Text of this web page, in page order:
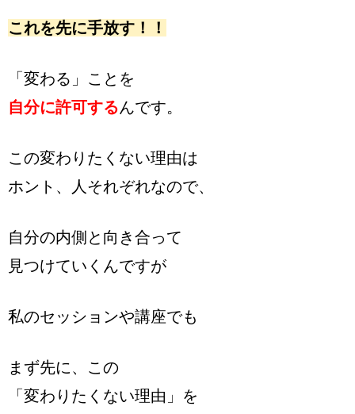
これを先に手放す！！
「変わる」ことを
自分に許可するんです。
この変わりたくない理由は
ホント、人それぞれなので、
自分の内側と向き合って
見つけていくんですが
私のセッションや講座でも
まず先に、この
「変わりたくない理由」を